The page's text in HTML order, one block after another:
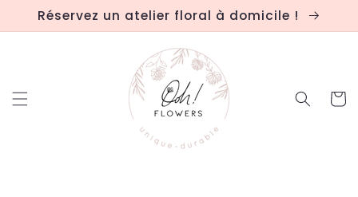
passer
au
Réservez un atelier floral à domicile !
Panier